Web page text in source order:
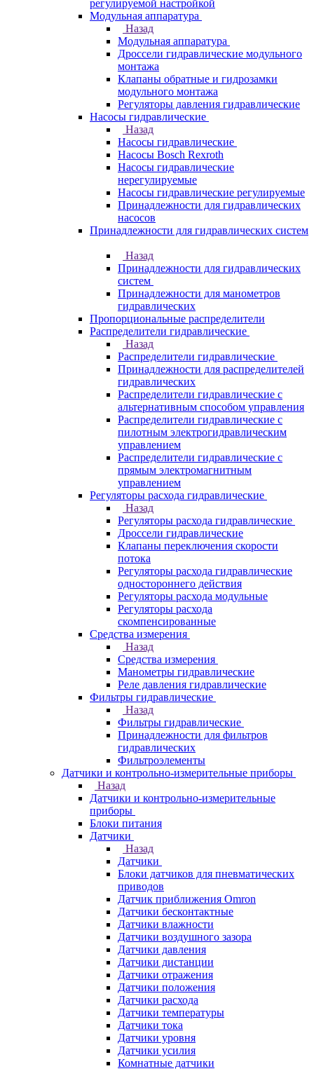
регулируемой настройкой
Модульная аппаратура
Назад
Модульная аппаратура
Дроссели гидравлические модульного
монтажа
Клапаны обратные и гидрозамки
модульного монтажа
Регуляторы давления гидравлические
Насосы гидравлические
Назад
Насосы гидравлические
Насосы Bosch Rexroth
Насосы гидравлические
нерегулируемые
Насосы гидравлические регулируемые
Принадлежности для гидравлических
насосов
Принадлежности для гидравлических систем
Назад
Принадлежности для гидравлических
систем
Принадлежности для манометров
гидравлических
Пропорциональные распределители
Распределители гидравлические
Назад
Распределители гидравлические
Принадлежности для распределителей
гидравлических
Распределители гидравлические с
альтернативным способом управления
Распределители гидравлические с
пилотным электрогидравлическим
управлением
Распределители гидравлические с
прямым электромагнитным
управлением
Регуляторы расхода гидравлические
Назад
Регуляторы расхода гидравлические
Дроссели гидравлические
Клапаны переключения скорости
потока
Регуляторы расхода гидравлические
одностороннего действия
Регуляторы расхода модульные
Регуляторы расхода
скомпенсированные
Средства измерения
Назад
Средства измерения
Манометры гидравлические
Реле давления гидравлические
Фильтры гидравлические
Назад
Фильтры гидравлические
Принадлежности для фильтров
гидравлических
Фильтроэлементы
Датчики и контрольно-измерительные приборы
Назад
Датчики и контрольно-измерительные
приборы
Блоки питания
Датчики
Назад
Датчики
Блоки датчиков для пневматических
приводов
Датчик приближения Omron
Датчики бесконтактные
Датчики влажности
Датчики воздушного зазора
Датчики давления
Датчики дистанции
Датчики отражения
Датчики положения
Датчики расхода
Датчики температуры
Датчики тока
Датчики уровня
Датчики усилия
Комнатные датчики